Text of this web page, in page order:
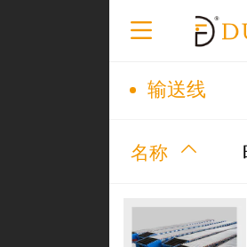
输送线
名称